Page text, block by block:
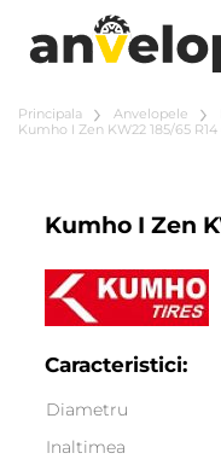
Principala Anvelopele
Kumho I Zen KW22 185/65 R14
Kumho I Zen
Caracteristici:
Diametru
Inaltimea